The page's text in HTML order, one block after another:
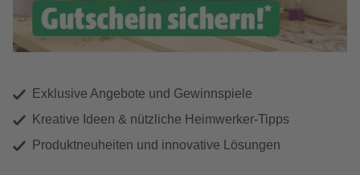
Exklusive Angebote und Gewinnspiele
Kreative Ideen & nützliche Heimwerker-Tipps
Produktneuheiten und innovative Lösungen